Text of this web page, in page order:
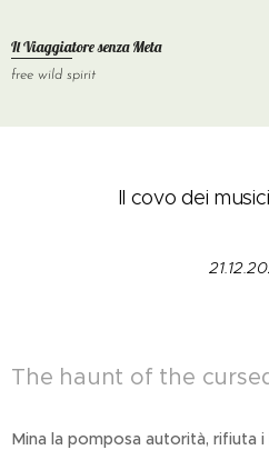
Il Viaggiatore senzaMeta
free wild spirit
Il covo dei
The haunt of the
Mina la pomposa autorità, rifiuta